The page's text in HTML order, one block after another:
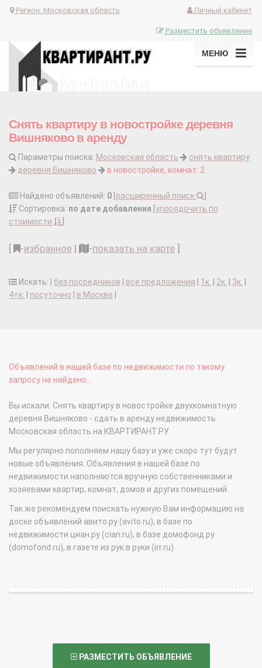
Регион: Московская область Личный кабинет
Разместить объявление
МЕНЮ
Снять квартиру в новостройке деревня
Вишняково в аренду
Параметры поиска: Московская область
снять квартиру
деревня Вишняково
в новостройке, комнат: 2
Найдено объявлений: 0 расширенный поиск
Сортировка: по дате добавления упорядочить по
стоимости
-избранное | -показать на карте
Искать: | без посредников все предложения 1к. 2к. 3к.
4+к.
посуточно в Москве
Объявлений в нашей базе по недвижимости по такому
запросу не найдено...
Вы искали: Снять квартиру в новостройке двухкомнатную
деревня Вишняково - сдать в аренду недвижимость
Московская область на КВАРТИРАНТ.РУ
Мы регулярно пополняем нашу базу и уже скоро тут будут
новые объявления. Объявления в нашей базе по
недвижимости наполняются вручную собственниками и
хозяевами квартир, комнат, домов и других помещений.
Так же рекомендуем поискать нужную Вам информацию на
доске объявлений авито.ру (avito.ru), в базе по
недвижимости циан.ру (cian.ru), в базе домофонд.ру
(domofond.ru), в газете из рук в руки (irr.ru).
РАЗМЕСТИТЬ ОБЪЯВЛЕНИЕ